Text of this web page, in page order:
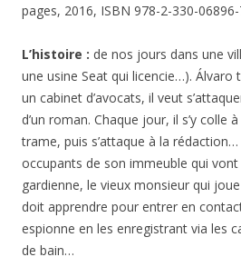
pages, 2016, ISBN 978-2-330-06896-
L’histoire : de nos jours dans une
une usine Seat qui licencie…). Álvaro
un cabinet d’avocats, il veut
d’un roman. Chaque jour, il s’y colle
trame, puis s’attaque à la
occupants de son immeuble qui
gardienne, le vieux monsieur qui
doit apprendre pour entrer en
espionne en les enregistrant via les
de bain…